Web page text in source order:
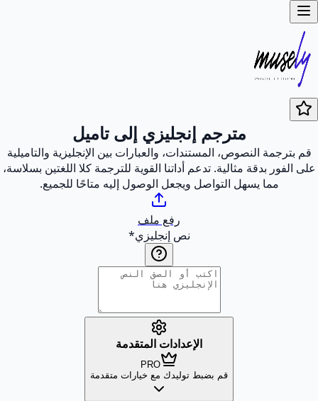
مترجم إنجليزي إلى تاميل
قم بترجمة النصوص، المستندات، والعبارات بين الإنجليزية والتاميلية
على الفور بدقة مثالية. تدعم أداتنا القوية للترجمة كلا اللغتين بسلاسة،
مما يسهل التواصل ويجعل الوصول إليه متاحًا للجميع.
رفع ملف
نص إنجليزي*
الإعدادات المتقدمة
PRO
قم بضبط توليدك مع خيارات متقدمة